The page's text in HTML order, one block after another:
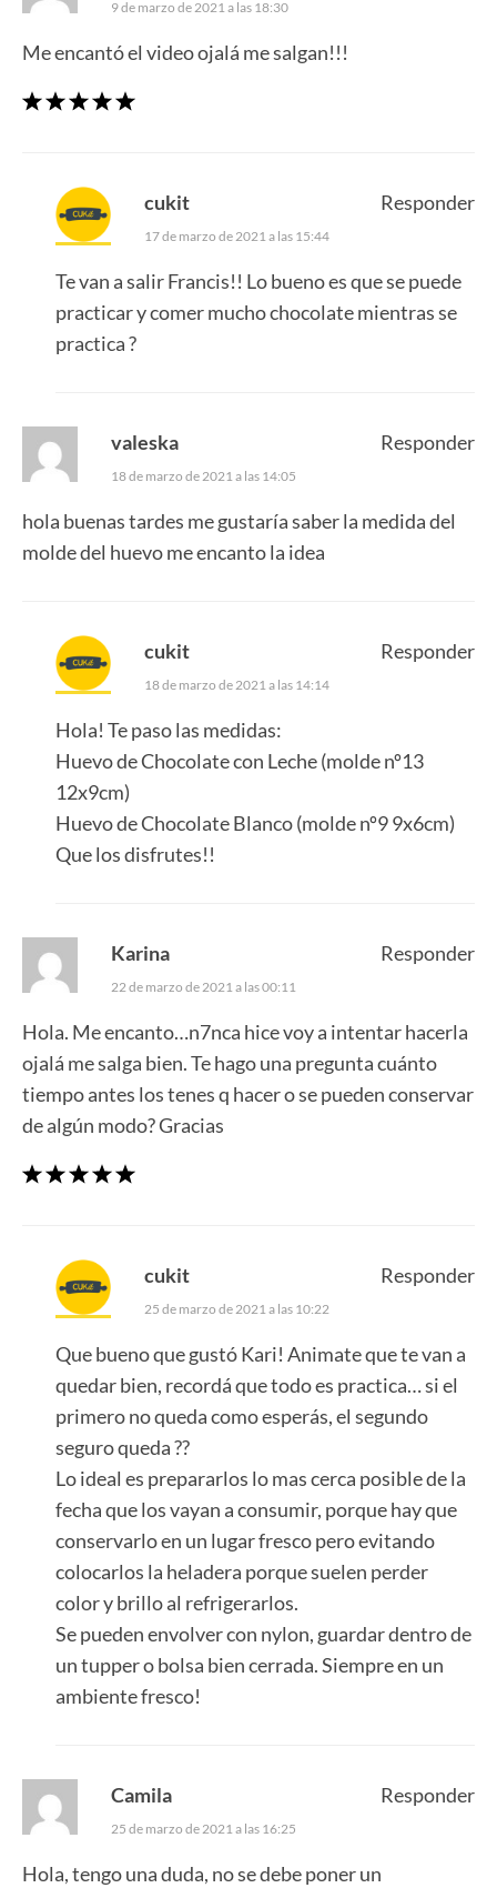
9 de marzo de 2021 a las 18:30
Me encantó el video ojalá me salgan!!!
cukit
17 de marzo de 2021 a las 15:44
Te van a salir Francis!! Lo bueno es que se puede
practicar y comer mucho chocolate mientras se
practica ?
Responder
valeska
18 de marzo de 2021 a las 14:05
hola buenas tardes me gustaría saber la medida del
molde del huevo me encanto la idea
Responder
cukit
18 de marzo de 2021 a las 14:14
Hola! Te paso las medidas:
Huevo de Chocolate con Leche (molde nº13
12x9cm)
Huevo de Chocolate Blanco (molde nº9 9x6cm)
Que los disfrutes!!
Responder
Karina
22 de marzo de 2021 a las 00:11
Hola. Me encanto…n7nca hice voy a intentar hacerla
ojalá me salga bien. Te hago una pregunta cuánto
tiempo antes los tenes q hacer o se pueden conservar
de algún modo? Gracias
Responder
cukit
25 de marzo de 2021 a las 10:22
Que bueno que gustó Kari! Animate que te van a
quedar bien, recordá que todo es practica… si el
primero no queda como esperás, el segundo
seguro queda ??
Lo ideal es prepararlos lo mas cerca posible de la
fecha que los vayan a consumir, porque hay que
conservarlo en un lugar fresco pero evitando
colocarlos la heladera porque suelen perder
color y brillo al refrigerarlos.
Se pueden envolver con nylon, guardar dentro de
un tupper o bolsa bien cerrada. Siempre en un
ambiente fresco!
Responder
Camila
25 de marzo de 2021 a las 16:25
Hola, tengo una duda, no se debe poner un
Responder